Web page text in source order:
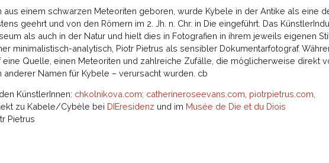
aus einem schwarzen Meteoriten geboren, wurde Kybele in der Antike als eine
geehrt und von den Römern im 2. Jh. n. Chr. in Die eingeführt. Das
als auch in der Natur und hielt dies in Fotografien in ihrem jeweils eigenen
minimalistisch-analytisch, Piotr Pietrus als sensibler Dokumentarfotograf.
eine Quelle, einen Meteoriten und zahlreiche Zufälle, die möglicherweise direkt
anderer Namen für Kybele – verursacht wurden. cb
KünstlerInnen: chkolnikova.com; catherineroseevans.com piotrpietrus.com,
zu Kabele/Cybèle bei DIEresidenz und im Musée de Die et du Diois
Pietrus